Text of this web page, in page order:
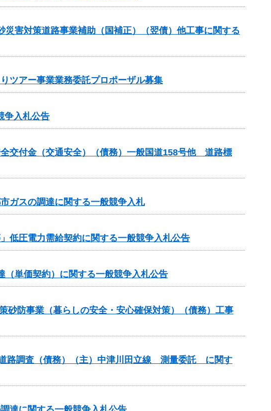
害対策道路事業補助（国補正）（翌債）他工事に関する
ツアー事業業務委託プロポーザル募集
争入札公告
交付金（交通安全）（債務）一般国道158号他 道路標
ガスの調達に関する一般競争入札
低圧電力需給契約に関する一般競争入札公告
単価契約）に関する一般競争入札公告
砂防事業（暮らしの安全・安心確保対策）（債務）工事
路調査（債務）（主）中津川田立線 測量委託 に関す